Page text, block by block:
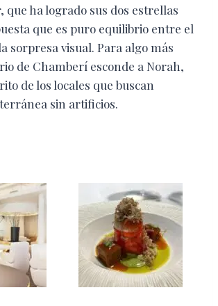
que ha logrado sus dos estrellas
que es puro equilibrio entre el
sorpresa visual. Para algo más
de Chamberí esconde a Norah,
de los locales que buscan
sin artificios.